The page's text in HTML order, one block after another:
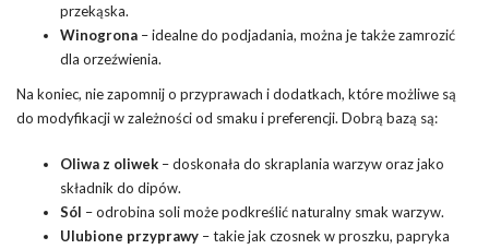
przekąska.
Winogrona – idealne do podjadania, można je także zamrozić
dla orzeźwienia.
Na koniec, nie zapomnij o przyprawach i dodatkach, które możliwe są
do modyfikacji w zależności od smaku i preferencji. Dobrą bazą są:
Oliwa z oliwek – doskonała do skraplania warzyw oraz jako
składnik do dipów.
Sól – odrobina soli może podkreślić naturalny smak warzyw.
Ulubione przyprawy – takie jak czosnek w proszku, papryka